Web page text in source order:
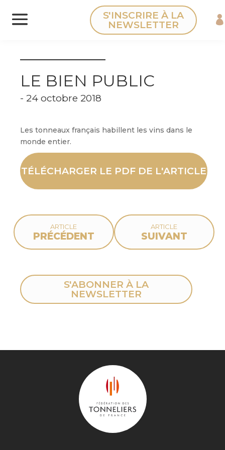
Panneau de gestion des cookies
S'INSCRIRE À LA
NEWSLETTER
LE BIEN PUBLIC
- 24 octobre 2018
Les tonneaux français habillent les vins dans le
monde entier.
TÉLÉCHARGER LE PDF DE L'ARTICLE
ARTICLE
PRÉCÉDENT
ARTICLE
SUIVANT
S'ABONNER À LA
NEWSLETTER